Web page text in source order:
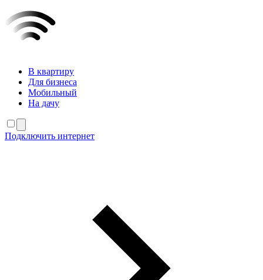
В квартиру
Для бизнеса
Мобильный
На дачу
Подключить интернет